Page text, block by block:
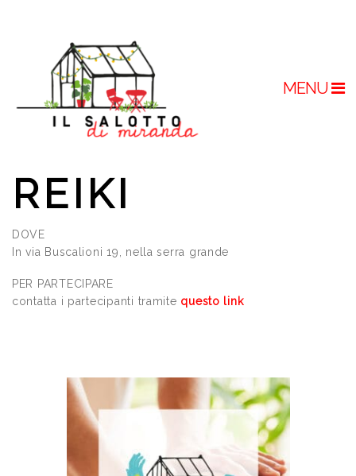
MENU
REIKI
DOVE
In via Buscalioni 19, nella serra grande
PER PARTECIPARE
contatta i partecipanti tramite questo link